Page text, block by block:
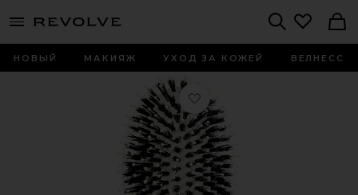
menu - shows more content
НОВЫЙ МАКИЯЖ УХОД ЗА КОЖЕЙ ВЕЛНЕСС
Любимое ЩЁТКА ДЛЯ ВОЛОС LARGE